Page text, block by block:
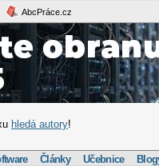
AbcPráce.cz
hledá autory!
Články Učebnice